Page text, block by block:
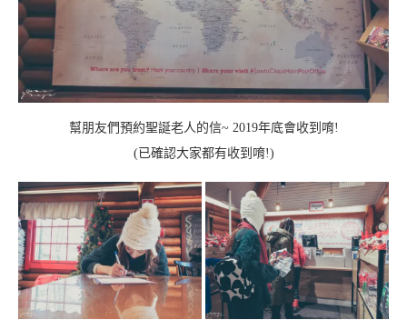
幫朋友們預約聖誕老人的信~ 2019年底會收到唷!
(已確認大家都有收到唷!)